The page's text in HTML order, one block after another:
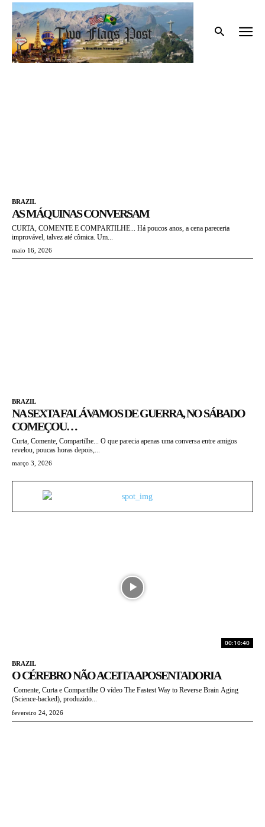
Início Tags Brazil
BRAZIL
BRAZIL
AS MÁQUINAS CONVERSAM
CURTA, COMENTE E COMPARTILHE... Há poucos anos, a cena pareceria
improvável, talvez até cômica. Um...
maio 16, 2026
BRAZIL
NA SEXTA FALÁVAMOS DE GUERRA, NO SÁBADO
COMEÇOU…
Curta, Comente, Compartilhe... O que parecia apenas uma conversa entre amigos
revelou, poucas horas depois,...
março 3, 2026
00:10:40
BRAZIL
O CÉREBRO NÃO ACEITA APOSENTADORIA
Comente, Curta e Compartilhe O vídeo The Fastest Way to Reverse Brain Aging
(Science-backed), produzido...
fevereiro 24, 2026